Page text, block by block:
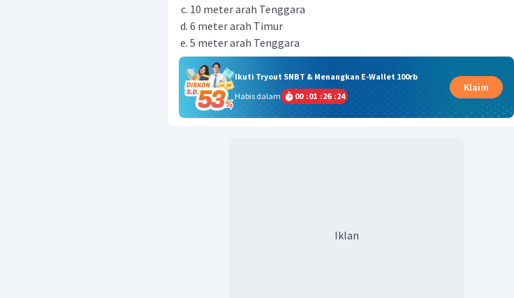
10 meter arah Tenggara
6 meter arah Timur
5 meter arah Tenggara
Ikuti Tryout SNBT & Menangkan E-Wallet 100rb
Habis dalam
00 :01 :26 :23
Klaim
Iklan